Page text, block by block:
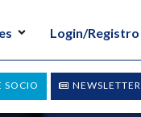
Login/Registro
NEWSLETTER
SOCIO